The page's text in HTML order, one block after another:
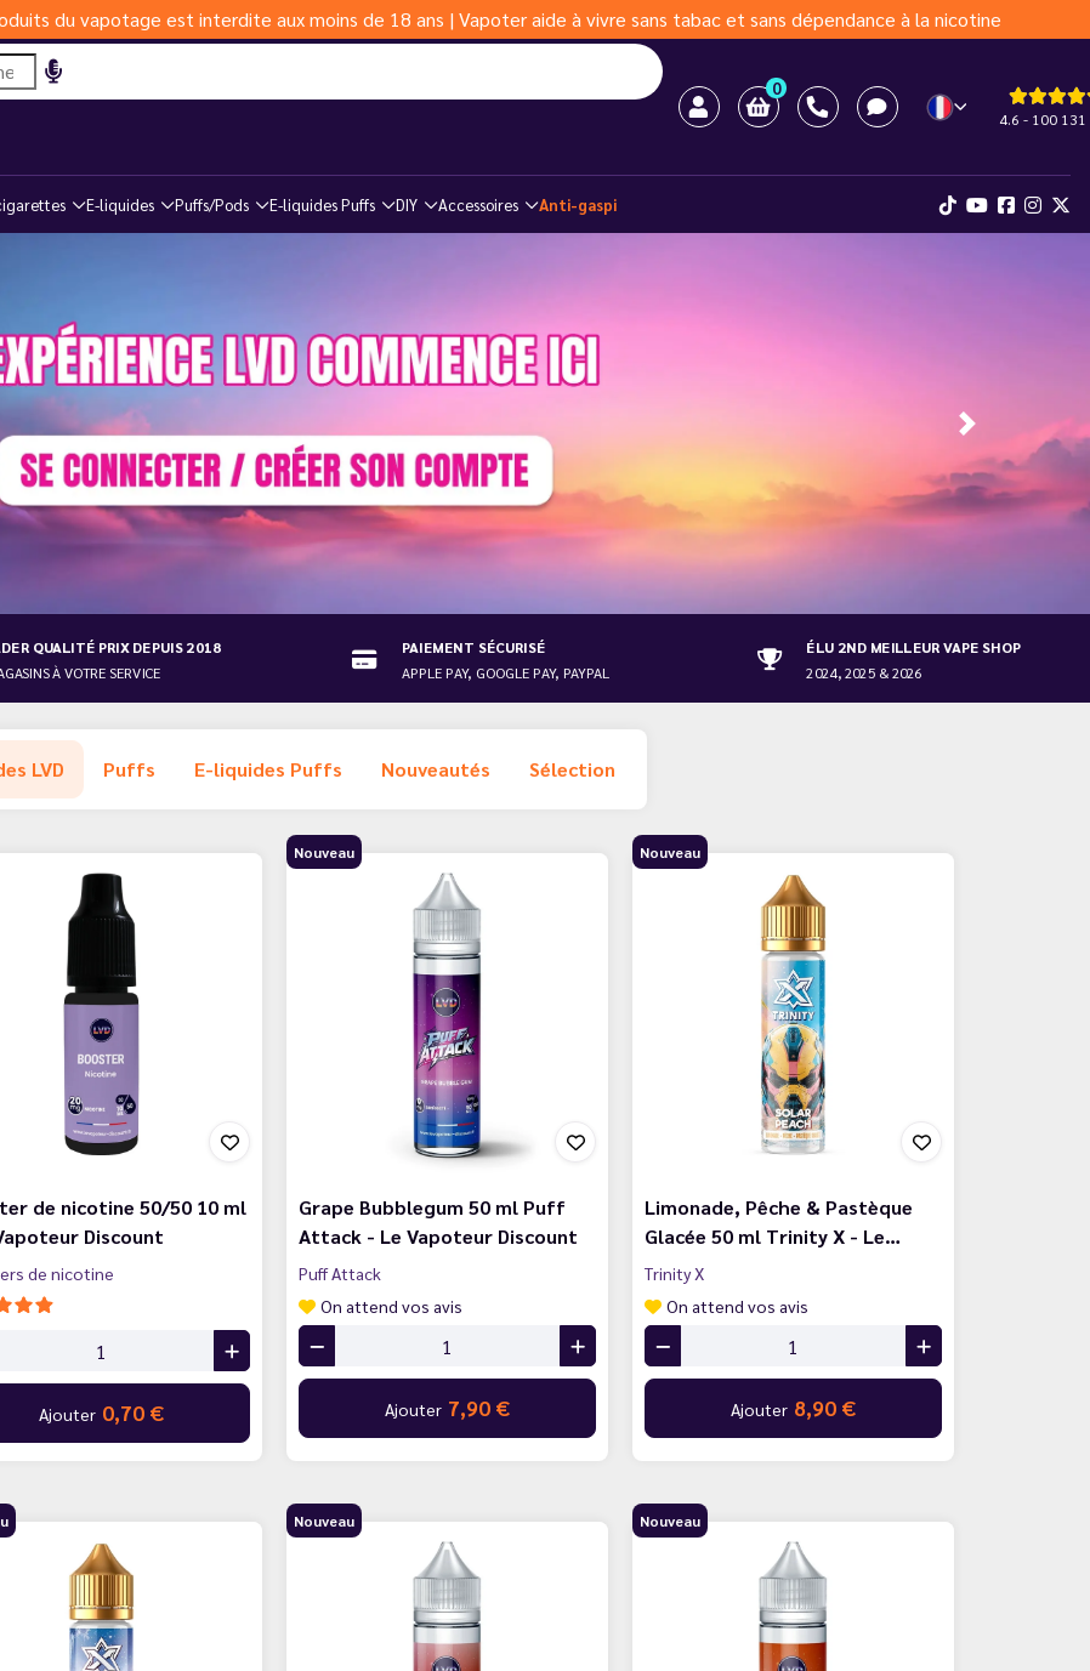
du vapotage est interdite aux moins de 18 ans | Vapoter aide à vivre sans tabac et sans dépendance à la nicotine
0
4.6 - 100 131
E-liquides Puffs/Pods E-liquides Puffs DIY Accessoires Anti-gaspi
QUALITÉ PRIX DEPUIS 2018
À VOTRE SERVICE
PAIEMENT SÉCURISÉ
APPLE PAY, GOOGLE PAY, PAYPAL
ÉLU 2ND MEILLEUR VAPE SHOP
2024, 2025 & 2026
LVD Puffs E-liquides Puffs Nouveautés Sélection
de nicotine 50/50 10 ml
Discount
de nicotine
Ajouter 0,70 €
Nouveau
Grape Bubblegum 50 ml Puff
Attack - Le Vapoteur Discount
Puff Attack
On attend vos avis
Ajouter 7,90 €
Nouveau
Limonade, Pêche & Pastèque
Glacée 50 ml Trinity X - Le…
Trinity X
On attend vos avis
Ajouter 8,90 €
Nouveau Nouveau